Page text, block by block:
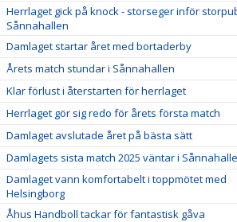
Herrlaget gick på knock - storseger inför
Sånnahallen
Damlaget startar året med bortaderby
Årets match stundar i Sånnahallen
Klar förlust i återstarten för herrlaget
Herrlaget gör sig redo för årets första match
Damlaget avslutade året på bästa sätt
Damlagets sista match 2025 väntar i
Damlaget vann komfortabelt i toppmötet med
Helsingborg
Åhus Handboll tackar för fantastisk gåva